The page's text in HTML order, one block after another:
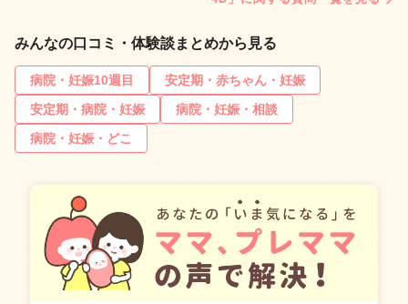
みんなの口コミ・体験談まとめから見る
病院・妊娠10週目
安定期・赤ちゃん・妊娠
安定期・病院・妊娠
病院・妊娠・相談
病院・妊娠・どこ